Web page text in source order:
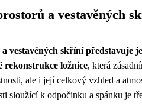
a vestavěných
vestavěných skříní představuje
rekonstrukce ložnice, která
ale i její celkový vzhled a
sloužící k odpočinku a spánku je